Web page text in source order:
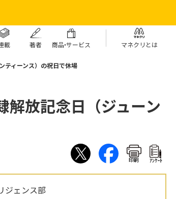
載 著者 商品・サービス マネクリとは
ティーンス）の祝日で休場
解放記念日（ジューン
印刷 ｱﾝｹｰﾄ
ジェンス部